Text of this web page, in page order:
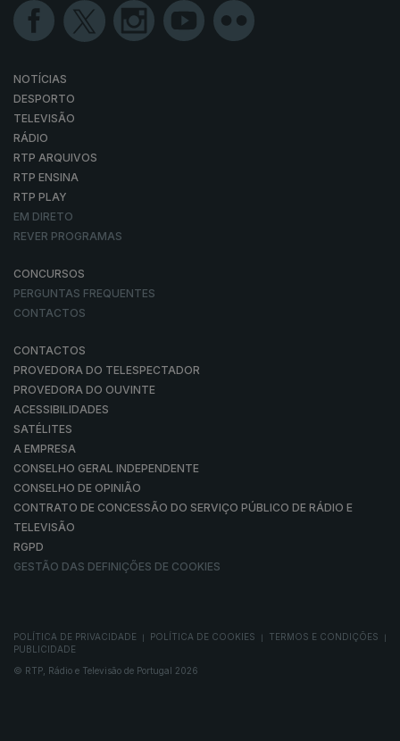
NOTÍCIAS
DESPORTO
TELEVISÃO
RÁDIO
RTP ARQUIVOS
RTP ENSINA
RTP PLAY
EM DIRETO
REVER PROGRAMAS
CONCURSOS
PERGUNTAS FREQUENTES
CONTACTOS
CONTACTOS
PROVEDORA DO TELESPECTADOR
PROVEDORA DO OUVINTE
ACESSIBILIDADES
SATÉLITES
A EMPRESA
CONSELHO GERAL INDEPENDENTE
CONSELHO DE OPINIÃO
CONTRATO DE CONCESSÃO DO SERVIÇO PÚBLICO DE RÁDIO E
TELEVISÃO
RGPD
GESTÃO DAS DEFINIÇÕES DE COOKIES
POLÍTICA DE PRIVACIDADE POLÍTICA DE COOKIES TERMOS E CONDIÇÕES
PUBLICIDADE
© RTP, Rádio e Televisão de Portugal 2026